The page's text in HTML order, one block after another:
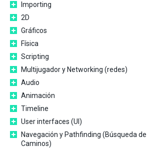
Importing
2D
Gráficos
Física
Scripting
Multijugador y Networking (redes)
Audio
Animación
Timeline
User interfaces (UI)
Navegación y Pathfinding (Búsqueda de
Caminos)